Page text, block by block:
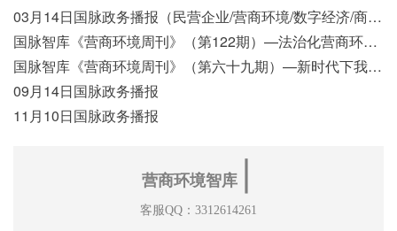
03月14日国脉政务播报（民营企业/营商环境/数字经济/商事制度改革）
国脉智库《营商环境周刊》（第122期）—法治化营商环境视域下我国行政执法公示制度浅析
国脉智库《营商环境周刊》（第六十九期）—新时代下我国营商环境标准体系构建初探
09月14日国脉政务播报
11月10日国脉政务播报
营商环境智库
客服QQ：3312614261